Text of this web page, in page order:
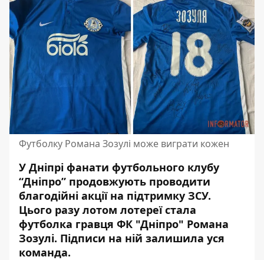
Футболку Романа Зозулі може виграти кожен
У Дніпрі фанати футбольного клубу
“Дніпро” продовжують проводити
благодійні акції на підтримку ЗСУ.
Цього разу лотом лотереї стала
футболка гравця ФК "Дніпро" Романа
Зозулі. Підписи на ній залишила уся
команда.